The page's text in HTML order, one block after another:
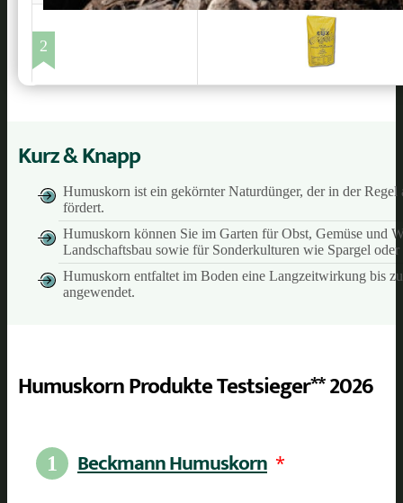
2
Kurz & Knapp
Humuskorn ist ein gekörnter Naturdünger, der in der
fördert.
Humuskorn können Sie im Garten für Obst, Gemüse und
Landschaftsbau sowie für Sonderkulturen wie Spargel
Humuskorn entfaltet im Boden eine Langzeitwirkung bis
angewendet.
Humuskorn Produkte Testsieger** 2026
1 Beckmann Humuskorn *